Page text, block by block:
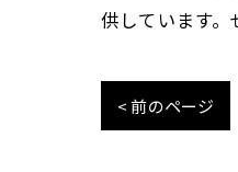
供しています
< 前のページ